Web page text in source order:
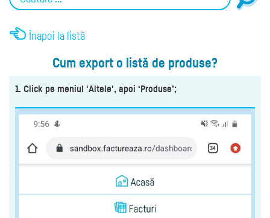
Înapoi la listă
Cum export o listă de produse?
1. Click pe meniul 'Altele', apoi ‘Produse’;